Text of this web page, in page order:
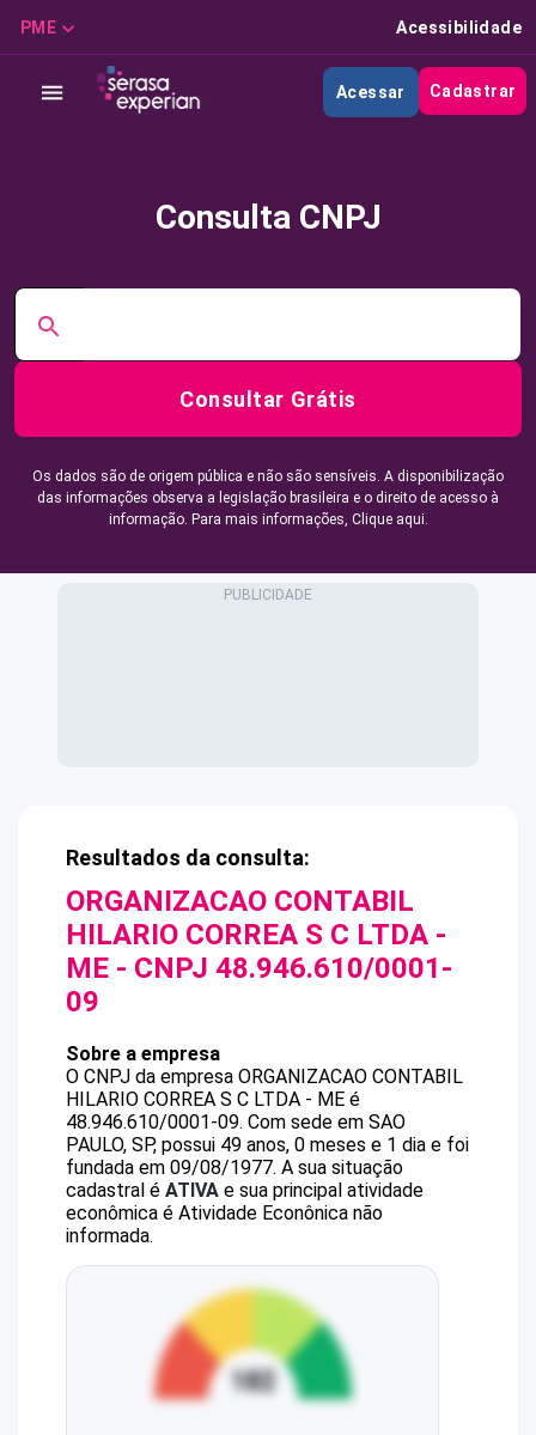
PME Acessibilidade
Acessar Cadastrar
Consulta CNPJ
Consultar Grátis
Os dados são de origem pública e não são sensíveis. A disponibilização
das informações observa a legislação brasileira e o direito de acesso à
informação. Para mais informações, Clique aqui.
Resultados da consulta:
ORGANIZACAO CONTABIL
HILARIO CORREA S C LTDA -
ME - CNPJ 48.946.610/0001-
09
Sobre a empresa
O CNPJ da empresa ORGANIZACAO CONTABIL
HILARIO CORREA S C LTDA - ME é
48.946.610/0001-09. Com sede em SAO
PAULO, SP, possui 49 anos, 0 meses e 1 dia e foi
fundada em 09/08/1977. A sua situação
cadastral é ATIVA e sua principal atividade
econômica é Atividade Econônica não
informada.